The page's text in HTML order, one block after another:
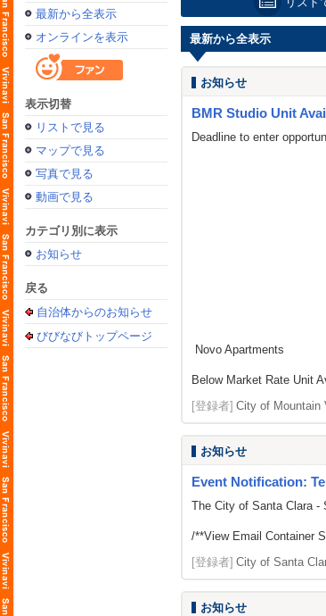
最新から全表示
オンラインを表示
表示切替
リストで見る
マップで見る
写真で見る
動画で見る
カテゴリ別に表示
お知らせ
戻る
自治体からのお知らせ
びびなびトップページ
最新から全表示
お知らせ
BMR Studio Unit
Deadline to enter
Novo Apartments
Below Market Rate Unit
[登録者] City of Mountain
お知らせ
Event Notification:
The City of Santa Clara -
/**View Email Container
[登録者] City of Santa
お知らせ